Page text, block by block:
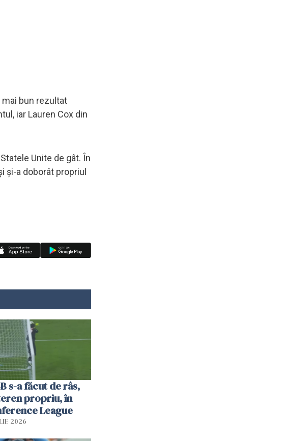
mai bun rezultat
iar Lauren Cox din
Unite de gât. În
și-a doborât propriul
s-a făcut de râs,
propriu, în
League
2026